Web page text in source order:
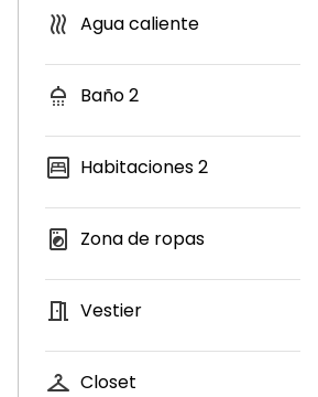
Agua caliente
Baño2
Habitaciones2
Zona de ropas
Vestier
Closet